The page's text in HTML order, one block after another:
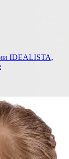
IDEALISTA,